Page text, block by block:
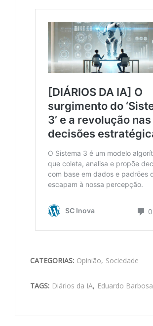
CATEGORIAS: Opinião, Sociedade
TAGS: Diários da IA, Eduardo Barbosa